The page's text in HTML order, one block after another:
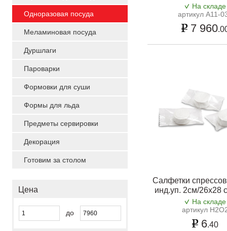
Одноразовая посуда
Меламиновая посуда
Дуршлаги
Пароварки
Формовки для суши
Формы для льда
Предметы сервировки
Декорация
Готовим за столом
Цена
до
На складе
артикул A11-
7 960
Салфетки
инд.уп. 2см/26х28
На складе
артикул
6.40